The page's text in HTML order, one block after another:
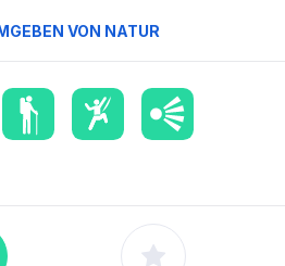
VON NATUR